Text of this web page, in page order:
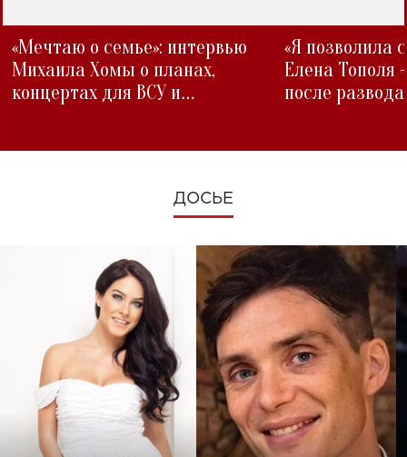
«Мечтаю о семье»: интервью
Михаила Хомы о планах,
концертах для ВСУ и
«Я позволила
Елена Тополя
после развода
ДОСЬЕ